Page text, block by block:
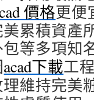
價格更便
累積資產
等多項知
acad下載工
維持完美